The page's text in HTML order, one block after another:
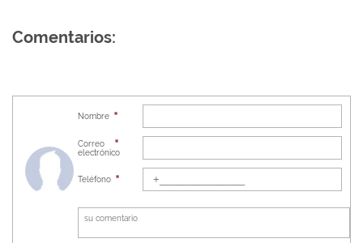
Comentarios:
Nombre
Correo
electrónico
Teléfono